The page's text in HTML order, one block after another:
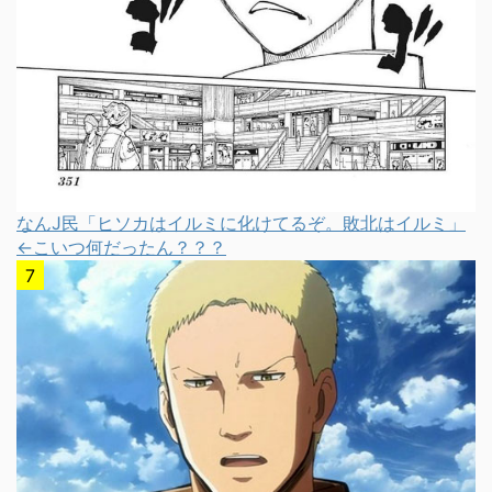
なんJ民「ヒソカはイルミに化けてるぞ。敗北はイルミ」
←こいつ何だったん？？？